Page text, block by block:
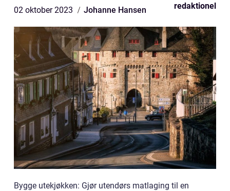
02 oktober 2023 Johanne Hansen redaktionel
Bygge utekjøkken: Gjør utendørs matlaging til en